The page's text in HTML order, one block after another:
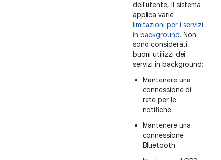
dell'utente, il sistema
applica varie
limitazioni per i servizi
in background. Non
sono considerati
buoni utilizzi dei
servizi in background:
Mantenere una
connessione di
rete per le
notifiche
Mantenere una
connessione
Bluetooth